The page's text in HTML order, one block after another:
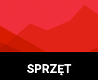
SPRZĘT